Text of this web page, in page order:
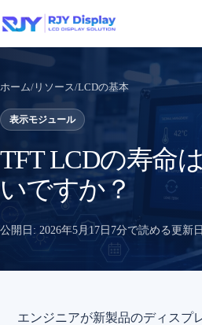
ホーム/ リソース/LCDの基本
表示モジュール
TFT LCDの寿命
いですか？
公開日: 2026年5月17日 7分で読める更新
エンジニアが新製品のディスプ